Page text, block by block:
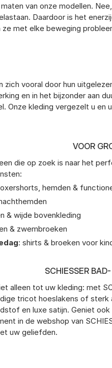
van onze modellen.
Daardoor is het
ze met elke beweging
zich vooral door hun
en in het bijzonder aan
Onze kleding vergezelt u
VOOR
die op zoek is naar het
hemden &
& wijde bovenkleding
& zwembroeken
: shirts & broeken voor
SCHIESSER
alleen tot uw kleding: met
tricot hoeslakens of sterk
en luxe satijn. Geniet
in de webshop van
uw geliefden.